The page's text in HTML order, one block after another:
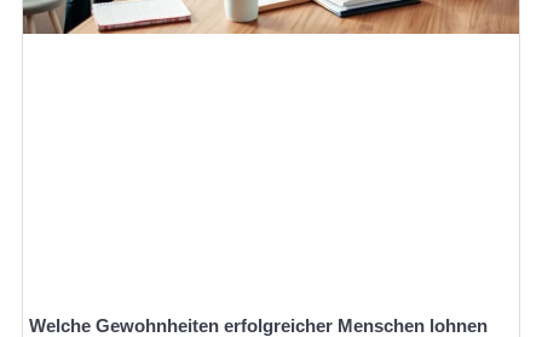
Welche Gewohnheiten erfolgreicher Menschen lohnen